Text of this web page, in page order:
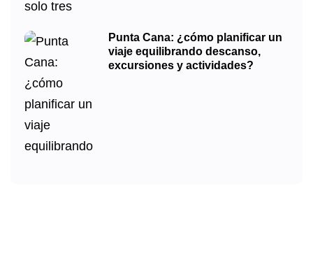
Punta Cana: ¿cómo planificar un
viaje equilibrando descanso,
excursiones y actividades?